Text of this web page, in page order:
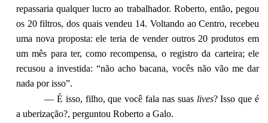
repassaria qualquer lucro ao trabalhador. Roberto, então, pegou
os 20 filtros, dos quais vendeu 14. Voltando ao Centro, recebeu
uma nova proposta: ele teria de vender outros 20 produtos em
um mês para ter, como recompensa, o registro da carteira; ele
recusou a investida: “não acho bacana, vocês não vão me dar
nada por isso”.
— É isso, filho, que você fala nas suas lives? Isso que é
a uberização?, perguntou Roberto a Galo.